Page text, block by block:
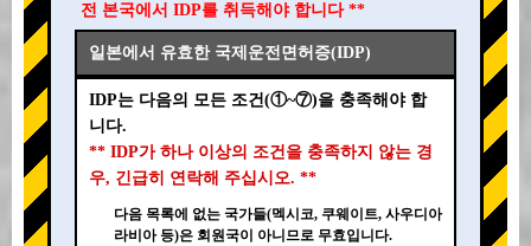
전 본국에서 IDP를 취득해야 합니다 **
일본에서 유효한 국제운전면허증(IDP)
IDP는 다음의 모든 조건(①~⑦)을 충족해야 합
니다.
** IDP가 하나 이상의 조건을 충족하지 않는 경
우, 긴급히 연락해 주십시오. **
다음 목록에 없는 국가들(멕시코, 쿠웨이트, 사우디아
라비아 등)은 회원국이 아니므로 무효입니다.